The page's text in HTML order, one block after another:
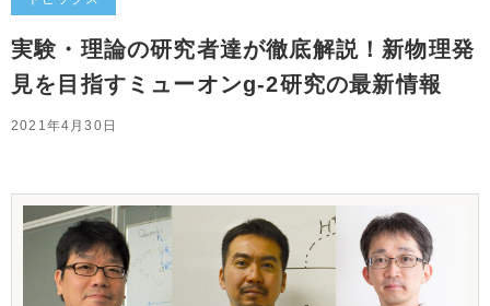
実験・理論の研究者達が徹底解説！新物理発
見を目指すミューオンg-2研究の最新情報
2021年4月30日